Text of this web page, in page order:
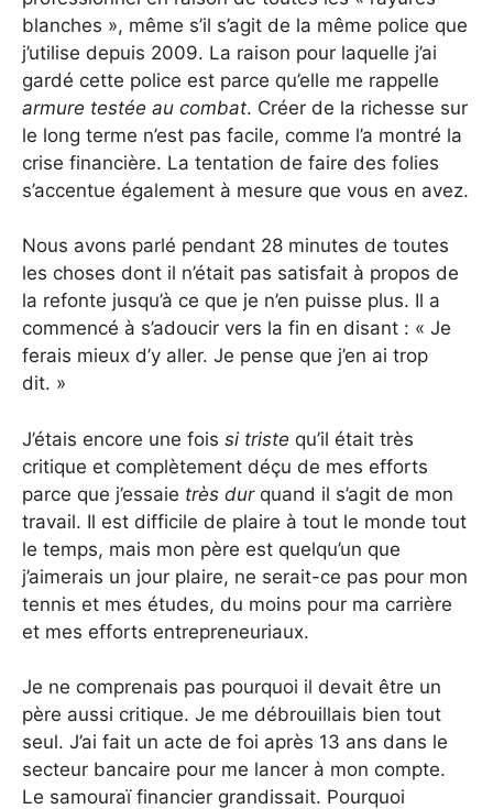
blanches », même s’il s’agit de la même police que
j’utilise depuis 2009. La raison pour laquelle j’ai
gardé cette police est parce qu’elle me rappelle
armure testée au combat. Créer de la richesse sur
le long terme n’est pas facile, comme l’a montré la
crise financière. La tentation de faire des folies
s’accentue également à mesure que vous en avez.
Nous avons parlé pendant 28 minutes de toutes
les choses dont il n’était pas satisfait à propos de
la refonte jusqu’à ce que je n’en puisse plus. Il a
commencé à s’adoucir vers la fin en disant : « Je
ferais mieux d’y aller. Je pense que j’en ai trop
dit. »
J’étais encore une fois si triste qu’il était très
critique et complètement déçu de mes efforts
parce que j’essaie très durquand il s’agit de mon
travail. Il est difficile de plaire à tout le monde tout
le temps, mais mon père est quelqu’un que
j’aimerais un jour plaire, ne serait-ce pas pour mon
tennis et mes études, du moins pour ma carrière
et mes efforts entrepreneuriaux.
Je ne comprenais pas pourquoi il devait être un
père aussi critique. Je me débrouillais bien tout
seul. J’ai fait un acte de foi après 13 ans dans le
secteur bancaire pour me lancer à mon compte.
Le samouraï financier grandissait. Pourquoi